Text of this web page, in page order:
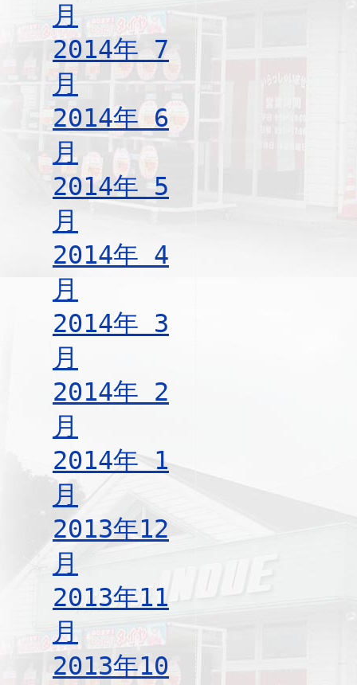
月
2014年 7
月
2014年 6
月
2014年 5
月
2014年 4
月
2014年 3
月
2014年 2
月
2014年 1
月
2013年12
月
2013年11
月
2013年10